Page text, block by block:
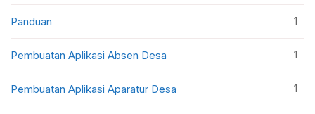
Panduan 1
Pembuatan Aplikasi Absen Desa 1
Pembuatan Aplikasi Aparatur Desa 1